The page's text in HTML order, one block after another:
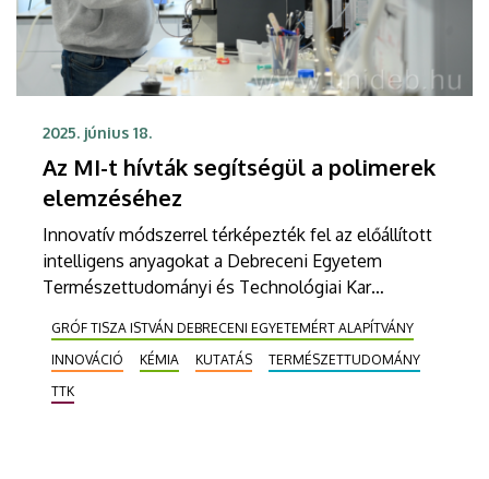
2025. június 18.
Az MI-t hívták segítségül a polimerek
elemzéséhez
Innovatív módszerrel térképezték fel az előállított
intelligens anyagokat a Debreceni Egyetem
Természettudományi és Technológiai Kar
intelligencia segítségével megtudják, hogyan
módosíthatják a vegyületek tulajdonságait.
GRÓF TISZA ISTVÁN DEBRECENI EGYETEMÉRT ALAPÍTVÁNY
INNOVÁCIÓ
KÉMIA KUTATÁS
TERMÉSZETTUDOMÁNY
TTK